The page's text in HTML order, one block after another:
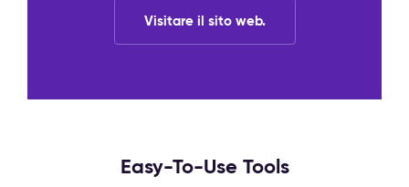
Visitare il sito web.
Easy-To-Use Tools